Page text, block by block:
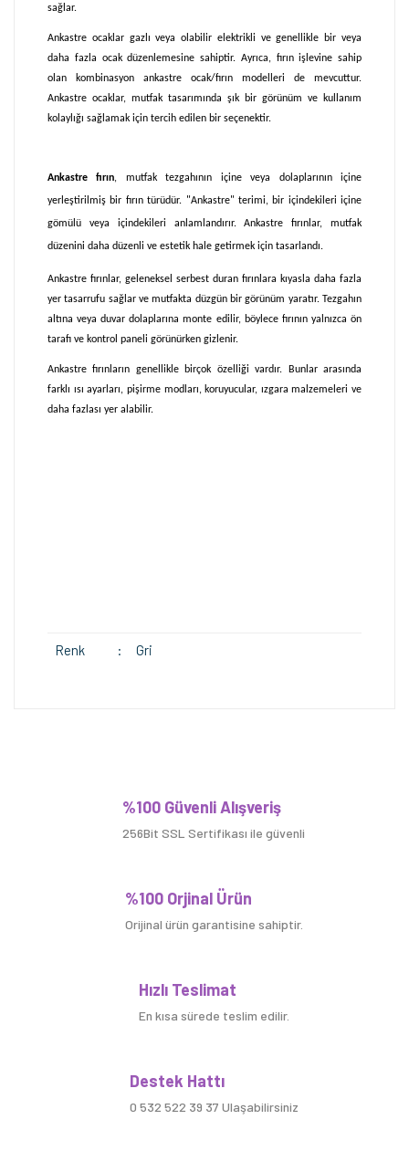
sağlar.
Ankastre ocaklar gazlı veya olabilir elektrikli ve genellikle bir veya
daha fazla ocak düzenlemesine sahiptir. Ayrıca, fırın işlevine sahip
olan kombinasyon ankastre ocak/fırın modelleri de mevcuttur.
Ankastre ocaklar, mutfak tasarımında şık bir görünüm ve kullanım
kolaylığı sağlamak için tercih edilen bir seçenektir.
Ankastre fırın, mutfak tezgahının içine veya dolaplarının içine
yerleştirilmiş bir fırın türüdür. "Ankastre" terimi, bir içindekileri içine
gömülü veya içindekileri anlamlandırır. Ankastre fırınlar, mutfak
düzenini daha düzenli ve estetik hale getirmek için tasarlandı.
Ankastre fırınlar, geleneksel serbest duran fırınlara kıyasla daha fazla
yer tasarrufu sağlar ve mutfakta düzgün bir görünüm yaratır. Tezgahın
altına veya duvar dolaplarına monte edilir, böylece fırının yalnızca ön
tarafı ve kontrol paneli görünürken gizlenir.
Ankastre fırınların genellikle birçok özelliği vardır. Bunlar arasında
farklı ısı ayarları, pişirme modları, koruyucular, ızgara malzemeleri ve
daha fazlası yer alabilir.
Renk : Gri
Yorum Yaz
%100 Güvenli Alışveriş
256Bit SSL Sertifikası ile güvenli
%100 Orjinal Ürün
Orijinal ürün garantisine sahiptir.
Hızlı Teslimat
En kısa sürede teslim edilir.
Destek Hattı
0 532 522 39 37 Ulaşabilirsiniz